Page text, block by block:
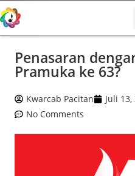
Penasaran
Pramuka ke 63?
Kwarcab Pacitan Juli 13,
No Comments